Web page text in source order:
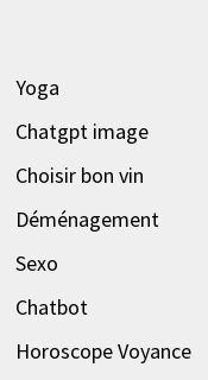
Yoga
Chatgpt image
Choisir bon vin
Déménagement
Sexo
Chatbot
Horoscope Voyance